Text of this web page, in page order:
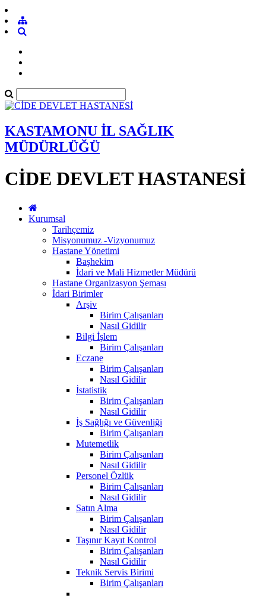
KASTAMONU İL SAĞLIK
MÜDÜRLÜĞÜ
CİDE DEVLET HASTANESİ
Kurumsal
Tarihçemiz
Misyonumuz -Vizyonumuz
Hastane Yönetimi
Başhekim
İdari ve Mali Hizmetler Müdürü
Hastane Organizasyon Şeması
İdari Birimler
Arşiv
Birim Çalışanları
Nasıl Gidilir
Bilgi İşlem
Birim Çalışanları
Eczane
Birim Çalışanları
Nasıl Gidilir
İstatistik
Birim Çalışanları
Nasıl Gidilir
İş Sağlığı ve Güvenliği
Birim Çalışanları
Mutemetlik
Birim Çalışanları
Nasıl Gidilir
Personel Özlük
Birim Çalışanları
Nasıl Gidilir
Satın Alma
Birim Çalışanları
Nasıl Gidilir
Taşınır Kayıt Kontrol
Birim Çalışanları
Nasıl Gidilir
Teknik Servis Birimi
Birim Çalışanları